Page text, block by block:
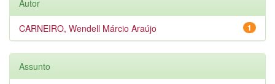
Autor
1
CARNEIRO, Wendell Márcio Araújo
Assunto